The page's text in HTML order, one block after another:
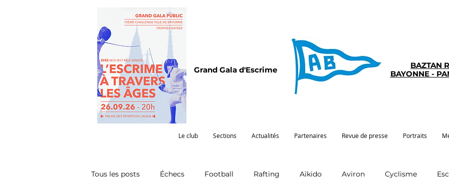
Grand Gala d'Escrime
BAZTAN
BAYONNE -
Le club Sections Actualités Partenaires Revue de presse Portraits
Tous les posts Échecs Football Rafting Aïkido Aviron Cyclisme